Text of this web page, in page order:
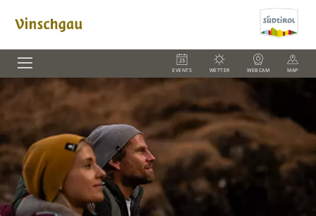
EVENTS WETTER WEBCAM MAP